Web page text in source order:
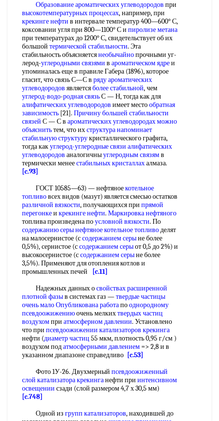
Образование ароматических углеводородов при
высокотемпературных процессах, например, при
крекинге нефти в интервале температур 400—600° С,
коксовании угля при 800—1100° С и пиролизе метана
при температурах до 1200° С, свидетельствует об их
большой термической стабильности. Эта
стабильность объясняетсянеобычайнопрочными уг-
лерод-углеродными связями в ароматическом ядреи
упоминалась еще в правиле Габера (1896), которое
гласит, что связь С—С в ряду ароматических
углеводородов являетсяболее стабильной, чем
углерод-водо-родная связьС — Н, тогда как для
алифатических углеводородов имеет местообратная
зависимость [21]. Причину большей стабильности
связей С — С в ароматических углеводородахможно
объяснитьтем, что ихструктура напоминает
стабильную структурукристаллического графита,
тогда какуглерод-углеродные связи алифатических
углеводородов аналогичныуглеродным связямв
термически менеестабильных кристаллахалмаза.
[c.93]
ГОСТ 10585—63) — нефтяноекотельное
топливовсех видов (мазут) является смесью остатков
различной вязкости, получающихся при прямой
перегонкеи крекинге нефти. Маркировка нефтяного
топлива произведена поусловной вязкости. По
содержанию серы нефтяноекотельное топливоделят
на малосернистое (ссодержанием серыне более
0,5%), сернистое (ссодержанием серыот 0,5 до 2%) и
высокосернистое (ссодержанием серыне более
3,5%). Применяют для отопления котлов и
промышленных печей
[c.11]
Надежных данных освойствах расширенной
плотной фазыв системах газ —твердые частицы
очень малоОпубликована работапооднородному
псевдоожижениюочень мелкихтвердых частиц
воздухомпри атмосферном давлении. Установлено
что при псевдоожижении катализаторов крекинга
нефти (диаметр частиц 55 мкм, плотность 0,95 г/см )
воздухом податмосферными давлением=> 2,8 и в
указанном диапазоне справедливо [c.53]
Фото 1У-26. Двухмерный псевдоожиженный
слой катализатора крекинганефти при интенсивном
освещении сзади (слой размером 4,7 х 30,5 мм)
[c.748]
Одной из групп катализаторов, находившей до